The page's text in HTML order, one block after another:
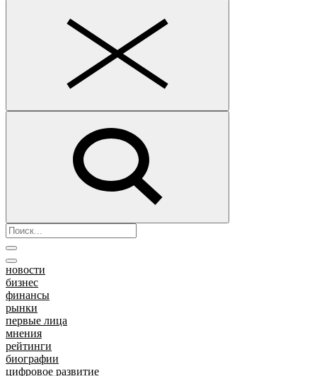
новости
бизнес
финансы
рынки
первые лица
мнения
рейтинги
биографии
цифровое развитие